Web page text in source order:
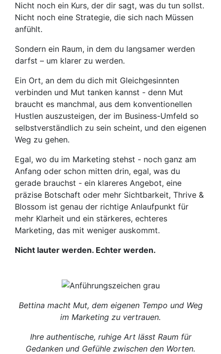
Nicht noch ein Kurs, der dir sagt, was du tun sollst.
Nicht noch eine Strategie, die sich nach Müssen
anfühlt.
Sondern ein Raum, in dem du langsamer werden
darfst – um klarer zu werden.
Ein Ort, an dem du dich mit Gleichgesinnten
verbinden und Mut tanken kannst - denn Mut
braucht es manchmal, aus dem konventionellen
Hustlen auszusteigen, der im Business-Umfeld so
selbstverständlich zu sein scheint, und den eigenen
Weg zu gehen.
Egal, wo du im Marketing stehst - noch ganz am
Anfang oder schon mitten drin, egal, was du
gerade brauchst - ein klareres Angebot, eine
präzise Botschaft oder mehr Sichtbarkeit, Thrive &
Blossom ist genau der richtige Anlaufpunkt für
mehr Klarheit und ein stärkeres, echteres
Marketing, das mit weniger auskommt.
Nicht lauter werden. Echter werden.
Bettina macht Mut, dem eigenen Tempo und Weg
im Marketing zu vertrauen.
Ihre authentische, ruhige Art lässt Raum für
Gedanken und Gefühle zwischen den Worten.